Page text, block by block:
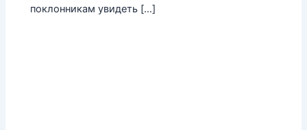
поклонникам увидеть […]